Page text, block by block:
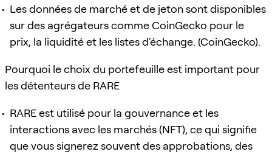
Les données de marché et de jeton sont disponibles
sur des agrégateurs comme CoinGecko pour le
prix, la liquidité et les listes d'échange. (CoinGecko).
Pourquoi le choix du portefeuille est important pour
les détenteurs de RARE
RARE est utilisé pour la gouvernance et les
interactions avec les marchés (NFT), ce qui signifie
que vous signerez souvent des approbations, des